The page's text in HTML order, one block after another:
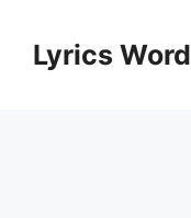
contentLyrics Word